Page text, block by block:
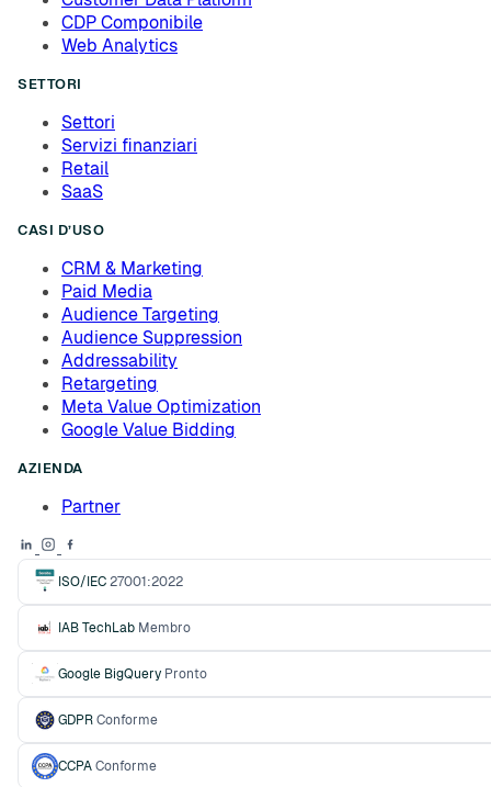
CDP Componibile
Web Analytics
SETTORI
Settori
Servizi finanziari
Retail
SaaS
CASI D’USO
CRM & Marketing
Paid Media
Audience Targeting
Audience Suppression
Addressability
Retargeting
Meta Value Optimization
Google Value Bidding
AZIENDA
Partner
ISO/IEC27001:2022
IAB TechLab Membro
Google BigQuery Pronto
GDPRConforme
CCPAConforme